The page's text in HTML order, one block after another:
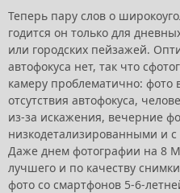
Теперь пару слов о
годится он только для
или городских пейзажей.
автофокуса нет, так что
камеру проблематично: фото
отсутствия автофокуса,
из-за искажения, вечерние
низкодетализированными и
Даже днем фотографии на 8
лучшего и по качеству
фото со смартфонов 5-6-